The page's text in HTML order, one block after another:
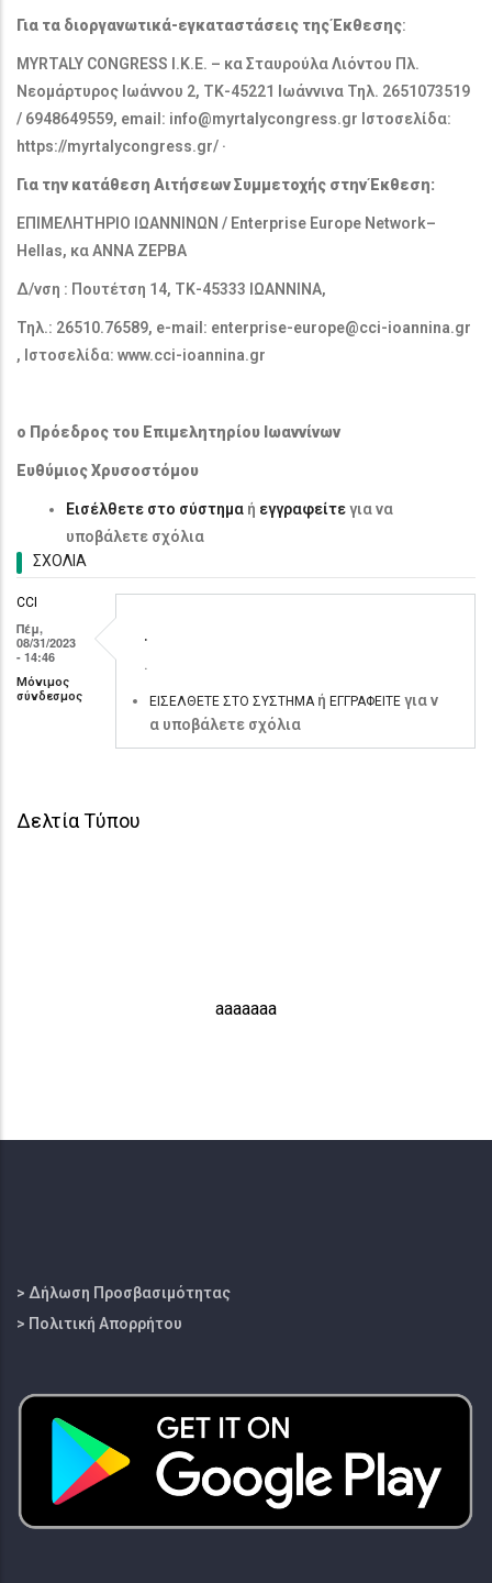
Για τα διοργανωτικά-εγκαταστάσεις της Έκθεσης:
MYRTALY CONGRESS Ι.Κ.Ε. – κα Σταυρούλα Λιόντου Πλ.
Νεομάρτυρος Ιωάννου 2, ΤΚ-45221 Ιωάννινα Τηλ. 2651073519
/ 6948649559, email: info@myrtalycongress.gr Ιστοσελίδα:
https://myrtalycongress.gr/ ·
Για την κατάθεση Αιτήσεων Συμμετοχής στην Έκθεση:
ΕΠΙΜΕΛΗΤΗΡΙΟ ΙΩΑΝΝΙΝΩΝ / Enterprise Europe Network–
Hellas, κα ΑΝΝΑ ΖΕΡΒΑ
Δ/νση : Πουτέτση 14, ΤΚ-45333 ΙΩΑΝΝΙΝΑ,
Τηλ.: 26510.76589, e-mail: enterprise-europe@cci-ioannina.gr
, Ιστοσελίδα: www.cci-ioannina.gr
ο Πρόεδρος του Επιμελητηρίου Ιωαννίνων
Ευθύμιος Χρυσοστόμου
Εισέλθετε στο σύστημα ή εγγραφείτεγια να
υποβάλετε σχόλια
ΣΧΌΛΙΑ
CCI
Πέμ,
08/31/2023
- 14:46
Μόνιμος
σύνδεσμος
.
.
ΕΙΣΈΛΘΕΤΕ ΣΤΟ ΣΎΣΤΗΜΑ ή ΕΓΓΡΑΦΕΊΤΕ για ν
α υποβάλετε σχόλια
Δελτία Τύπου
aaaaaaa
> Δήλωση Προσβασιμότητας
> Πολιτική Απορρήτου